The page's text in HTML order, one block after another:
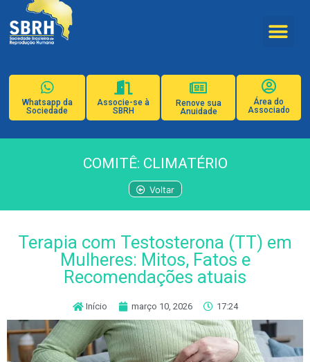
Whatsapp da
Sociedade
Associe-se à
SBRH
Renove sua
Anuidade
Área do
Associado
COMITÊ: CLIMATÉRIO
Voltar
Terapia com Testosterona (TT) em
Mulheres: Mitos, Fatos e
Recomendações atuais
Início março 10, 2026 17:24